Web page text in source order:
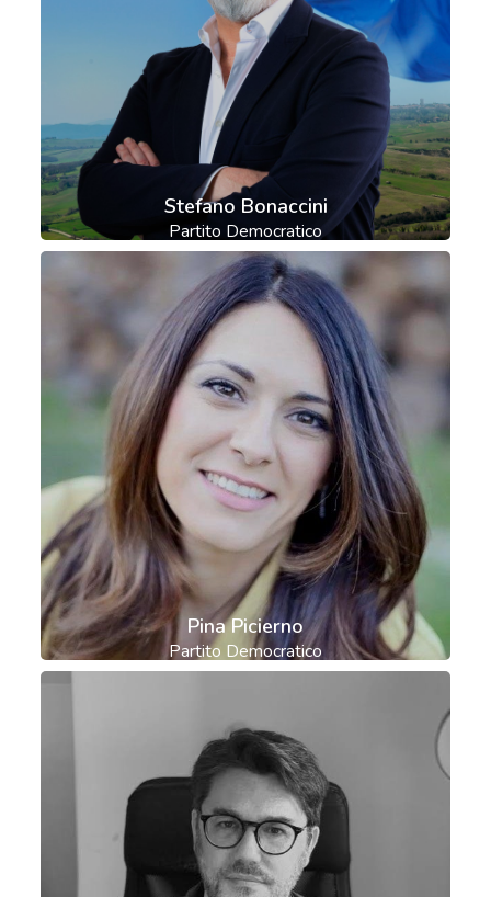
Stefano Bonaccini
Partito Democratico
Pina Picierno
Partito Democratico